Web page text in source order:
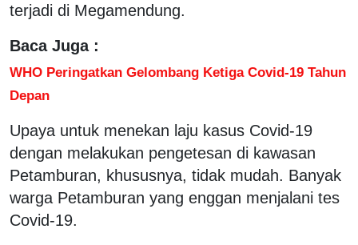
terjadi di Megamendung.
Baca Juga :
WHO Peringatkan Gelombang Ketiga Covid-19 Tahun
Depan
Upaya untuk menekan laju kasus Covid-19
dengan melakukan pengetesan di kawasan
Petamburan, khususnya, tidak mudah. Banyak
warga Petamburan yang enggan menjalani tes
Covid-19.